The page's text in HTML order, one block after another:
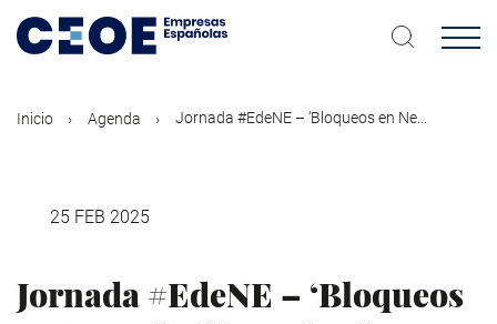
contenido
Inicio Agenda Jornada #EdeNE – ‘Bloqueos en Ne...
25 FEB 2025
Jornada #EdeNE – ‘Bloqueos